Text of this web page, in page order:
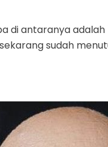
di antaranya
sudah